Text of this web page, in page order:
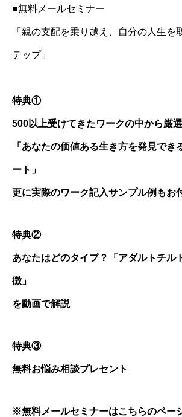
■無料メールセミナー
「親の支配を乗り越え、自分の人生を
テップ」
特典①
500以上受けてきたワークの中から厳
「あなたの価値ある生き方を発見でき
ート」
更に実際のワーク記入サンプル例もお
特典②
あなたはどのタイプ？「アダルトチル
徴」
を動画で解説
特典③
無料お悩み相談プレセント
※無料メールセミナーはこちらのペー